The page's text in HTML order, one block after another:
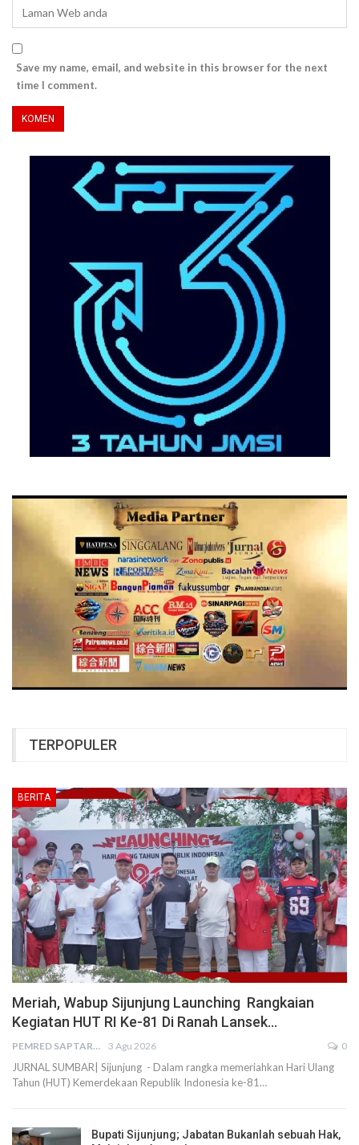
Save my name, email, and website in this browser for the next
time I comment.
TERPOPULER
BERITA
Meriah, Wabup Sijunjung Launching Rangkaian
Kegiatan HUT RI Ke-81 Di Ranah Lansek…
PEMRED SAPTARIUS 3 Agu 2026 0
JURNAL SUMBAR| Sijunjung - Dalam rangka memeriahkan Hari Ulang
Tahun (HUT) Kemerdekaan Republik Indonesia ke-81…
Bupati Sijunjung; Jabatan Bukanlah sebuah Hak,